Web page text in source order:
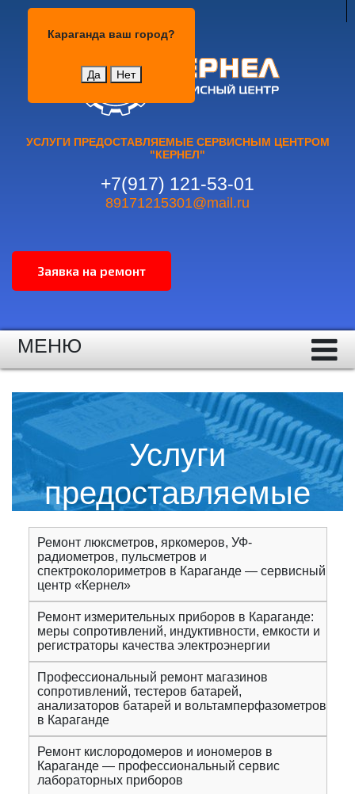
Караганда ваш город?
Да Нет
УСЛУГИ ПРЕДОСТАВЛЯЕМЫЕ СЕРВИСНЫМ ЦЕНТРОМ
"КЕРНЕЛ"
+7(917) 121-53-01
89171215301@mail.ru
МЕНЮ
Услуги
предоставляемые
сервисным центром
"Кернел"
Ремонт люксметров, яркомеров, УФ-
радиометров, пульсметров и
спектроколориметров в Караганде — сервисный
центр «Кернел»
Ремонт измерительных приборов в Караганде:
меры сопротивлений, индуктивности, емкости и
регистраторы качества электроэнергии
Профессиональный ремонт магазинов
сопротивлений, тестеров батарей,
анализаторов батарей и вольтамперфазометров
в Караганде
Ремонт кислородомеров и иономеров в
Караганде — профессиональный сервис
лабораторных приборов